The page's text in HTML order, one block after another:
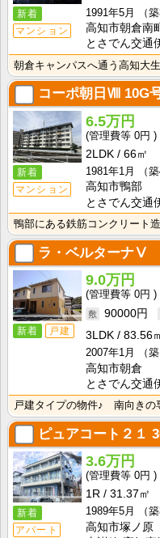
新着
マンション
1991年5月
（
高知市朝倉南町
とさでん交通
コーポ朝日Ⅷ 10G
新着
マンション
6.5万円
0円
2LDK
66㎡
1981年1月
（
高知市鴨部
とさでん交通
ラ・ベルターナⅤ
新着 戸建
9.0万円
0円
90000円
3LDK
83.56
2007年1月
（
高知市朝倉
とさでん交通
ピュアコート２１
新着
アパート
3.6万円
0円
1R
31.37㎡
1989年5月
（
高知市塚ノ原